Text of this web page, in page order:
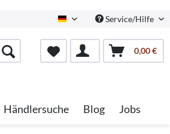
German Service/Hilfe
0,00 €
Händlersuche Blog Jobs